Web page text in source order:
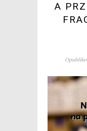
A